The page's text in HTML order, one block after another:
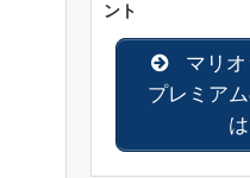
ント
マリ
プレミア